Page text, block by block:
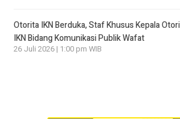
Otorita IKN Berduka, Staf Khusus Kepala
IKN Bidang Komunikasi Publik Wafat
26 Juli 2026 | 1:00 pm WIB